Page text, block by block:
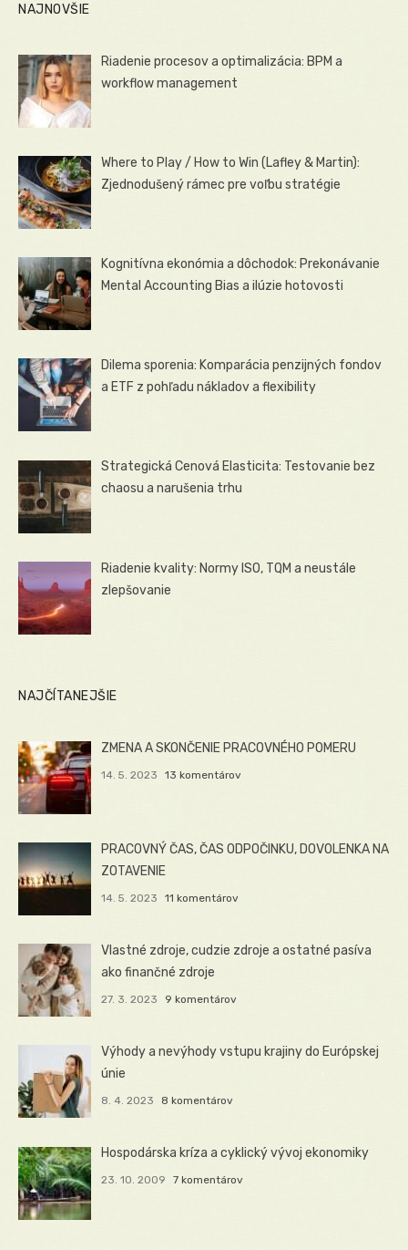
NAJNOVŠIE
Riadenie procesov a optimalizácia: BPM a
workflow management
Where to Play / How to Win (Lafley & Martin):
Zjednodušený rámec pre voľbu stratégie
Kognitívna ekonómia a dôchodok: Prekonávanie
Mental Accounting Bias a ilúzie hotovosti
Dilema sporenia: Komparácia penzijných fondov
a ETF z pohľadu nákladov a flexibility
Strategická Cenová Elasticita: Testovanie bez
chaosu a narušenia trhu
Riadenie kvality: Normy ISO, TQM a neustále
zlepšovanie
NAJČÍTANEJŠIE
ZMENA A SKONČENIE PRACOVNÉHO POMERU
14. 5. 2023 13 komentárov
PRACOVNÝ ČAS, ČAS ODPOČINKU, DOVOLENKA NA
ZOTAVENIE
14. 5. 2023 11 komentárov
Vlastné zdroje, cudzie zdroje a ostatné pasíva
ako finančné zdroje
27. 3. 2023 9 komentárov
Výhody a nevýhody vstupu krajiny do Európskej
únie
8. 4. 2023 8 komentárov
Hospodárska kríza a cyklický vývoj ekonomiky
23. 10. 2009 7 komentárov